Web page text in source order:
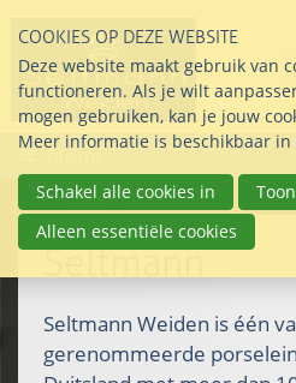
links
over
Direct
naar
inhoud
Direct
naar
het
Menu
Seltmann
Seltmann Weiden is één
gerenommeerde
COOKIES OP DEZE WEBSITE
Deze website maakt gebruik van
functioneren. Als je wilt
mogen gebruiken, kan je jouw
Meer informatie is beschikbaar in
Schakel alle cookies in
Alleen essentiële cookies